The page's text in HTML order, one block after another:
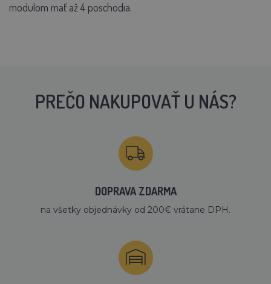
modulom mať až 4 poschodia.
PREČO NAKUPOVAŤ U NÁS?
DOPRAVA ZDARMA
na všetky objednávky od 200€ vrátane DPH.